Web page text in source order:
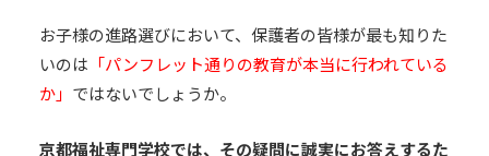
お子様の進路選びにおいて、保護者の皆様が最も知りた
いのは 「パンフレット通りの教育が本当に行われている
か」 ではないでしょうか。
京都福祉専門学校では、その疑問に誠実にお答えするた